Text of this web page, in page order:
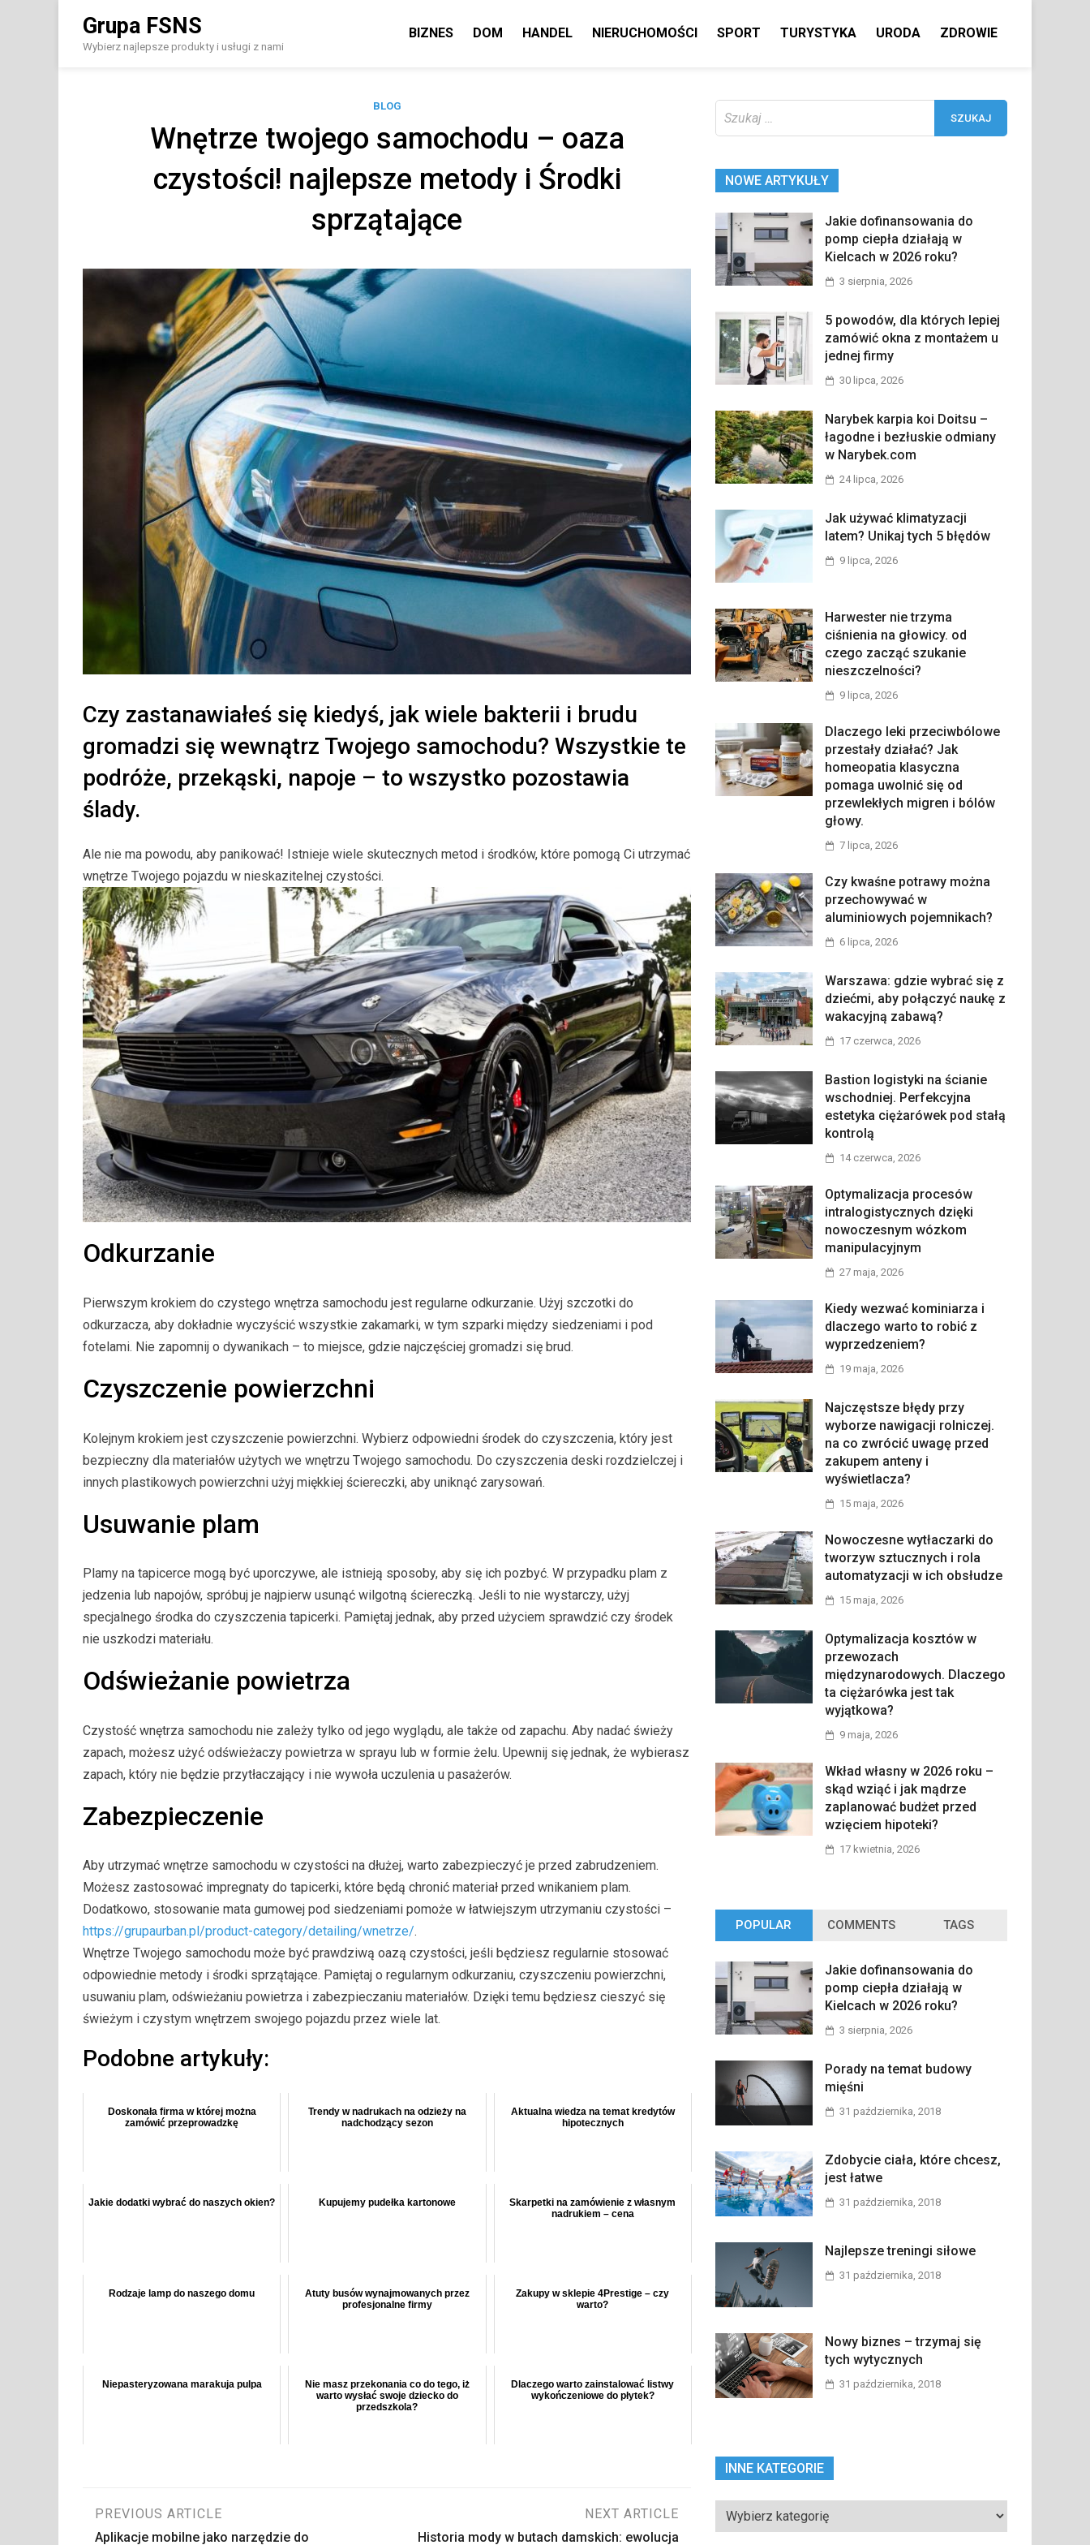
content
Grupa FSNS
Wybierz najlepsze produkty i usługi z nami
BIZNES DOM HANDEL NIERUCHOMOŚCI SPORT TURYSTYKA URODA ZDROWIE
BLOG
Wnętrze twojego samochodu – oaza
czystości! najlepsze metody i Środki
sprzątające
Czy zastanawiałeś się kiedyś, jak wiele bakterii i brudu
gromadzi się wewnątrz Twojego samochodu? Wszystkie te
podróże, przekąski, napoje – to wszystko pozostawia
ślady.
Ale nie ma powodu, aby panikować! Istnieje wiele skutecznych metod i środków, które pomogą Ci utrzymać
wnętrze Twojego pojazdu w nieskazitelnej czystości.
Odkurzanie
Pierwszym krokiem do czystego wnętrza samochodu jest regularne odkurzanie. Użyj szczotki do
odkurzacza, aby dokładnie wyczyścić wszystkie zakamarki, w tym szparki między siedzeniami i pod
fotelami. Nie zapomnij o dywanikach – to miejsce, gdzie najczęściej gromadzi się brud.
Czyszczenie powierzchni
Kolejnym krokiem jest czyszczenie powierzchni. Wybierz odpowiedni środek do czyszczenia, który jest
bezpieczny dla materiałów użytych we wnętrzu Twojego samochodu. Do czyszczenia deski rozdzielczej i
innych plastikowych powierzchni użyj miękkiej ściereczki, aby uniknąć zarysowań.
Usuwanie plam
Plamy na tapicerce mogą być uporczywe, ale istnieją sposoby, aby się ich pozbyć. W przypadku plam z
jedzenia lub napojów, spróbuj je najpierw usunąć wilgotną ściereczką. Jeśli to nie wystarczy, użyj
specjalnego środka do czyszczenia tapicerki. Pamiętaj jednak, aby przed użyciem sprawdzić czy środek
nie uszkodzi materiału.
Odświeżanie powietrza
Czystość wnętrza samochodu nie zależy tylko od jego wyglądu, ale także od zapachu. Aby nadać świeży
zapach, możesz użyć odświeżaczy powietrza w sprayu lub w formie żelu. Upewnij się jednak, że wybierasz
zapach, który nie będzie przytłaczający i nie wywoła uczulenia u pasażerów.
Zabezpieczenie
Aby utrzymać wnętrze samochodu w czystości na dłużej, warto zabezpieczyć je przed zabrudzeniem.
Możesz zastosować impregnaty do tapicerki, które będą chronić materiał przed wnikaniem plam.
Dodatkowo, stosowanie mata gumowej pod siedzeniami pomoże w łatwiejszym utrzymaniu czystości –
https://grupaurban.pl/product-category/detailing/wnetrze/.
Wnętrze Twojego samochodu może być prawdziwą oazą czystości, jeśli będziesz regularnie stosować
odpowiednie metody i środki sprzątające. Pamiętaj o regularnym odkurzaniu, czyszczeniu powierzchni,
usuwaniu plam, odświeżaniu powietrza i zabezpieczaniu materiałów. Dzięki temu będziesz cieszyć się
świeżym i czystym wnętrzem swojego pojazdu przez wiele lat.
Podobne artykuły:
Doskonała firma w której można
zamówić przeprowadzkę
Trendy w nadrukach na odzieży na
nadchodzący sezon
Aktualna wiedza na temat kredytów
hipotecznych
Jakie dodatki wybrać do naszych okien? Kupujemy pudełka kartonowe
Skarpetki na zamówienie z własnym
nadrukiem – cena
Rodzaje lamp do naszego domu
Atuty busów wynajmowanych przez
profesjonalne firmy
Zakupy w sklepie 4Prestige – czy
warto?
Niepasteryzowana marakuja pulpa
Nie masz przekonania co do tego, iż
warto wysłać swoje dziecko do
przedszkola?
Dlaczego warto zainstalować listwy
wykończeniowe do płytek?
Nawigacja
PREVIOUS ARTICLE
Aplikacje mobilne jako narzędzie do
NEXT ARTICLE
Historia mody w butach damskich: ewolucja
NOWE ARTYKUŁY
Jakie dofinansowania do
pomp ciepła działają w
Kielcach w 2026 roku?
3 sierpnia, 2026
5 powodów, dla których lepiej
zamówić okna z montażem u
jednej firmy
30 lipca, 2026
Narybek karpia koi Doitsu –
łagodne i bezłuskie odmiany
w Narybek.com
24 lipca, 2026
Jak używać klimatyzacji
latem? Unikaj tych 5 błędów
9 lipca, 2026
Harwester nie trzyma
ciśnienia na głowicy. od
czego zacząć szukanie
nieszczelności?
9 lipca, 2026
Dlaczego leki przeciwbólowe
przestały działać? Jak
homeopatia klasyczna
pomaga uwolnić się od
przewlekłych migren i bólów
głowy.
7 lipca, 2026
Czy kwaśne potrawy można
przechowywać w
aluminiowych pojemnikach?
6 lipca, 2026
Warszawa: gdzie wybrać się z
dziećmi, aby połączyć naukę z
wakacyjną zabawą?
17 czerwca, 2026
Bastion logistyki na ścianie
wschodniej. Perfekcyjna
estetyka ciężarówek pod stałą
kontrolą
14 czerwca, 2026
Optymalizacja procesów
intralogistycznych dzięki
nowoczesnym wózkom
manipulacyjnym
27 maja, 2026
Kiedy wezwać kominiarza i
dlaczego warto to robić z
wyprzedzeniem?
19 maja, 2026
Najczęstsze błędy przy
wyborze nawigacji rolniczej.
na co zwrócić uwagę przed
zakupem anteny i
wyświetlacza?
15 maja, 2026
Nowoczesne wytłaczarki do
tworzyw sztucznych i rola
automatyzacji w ich obsłudze
15 maja, 2026
Optymalizacja kosztów w
przewozach
międzynarodowych. Dlaczego
ta ciężarówka jest tak
wyjątkowa?
9 maja, 2026
Wkład własny w 2026 roku –
skąd wziąć i jak mądrze
zaplanować budżet przed
wzięciem hipoteki?
17 kwietnia, 2026
POPULAR COMMENTS TAGS
Jakie dofinansowania do
pomp ciepła działają w
Kielcach w 2026 roku?
3 sierpnia, 2026
Porady na temat budowy
mięśni
31 października, 2018
Zdobycie ciała, które chcesz,
jest łatwe
31 października, 2018
Najlepsze treningi siłowe
31 października, 2018
Nowy biznes – trzymaj się
tych wytycznych
31 października, 2018
INNE KATEGORIE
Inne
kategorie